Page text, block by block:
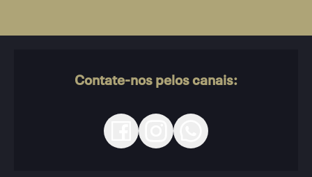
Contate-nos pelos canais: